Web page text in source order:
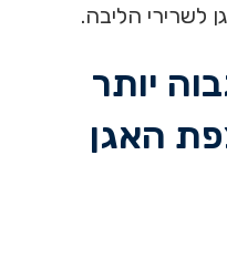
לשרירי הליבה.
יותר
האגן